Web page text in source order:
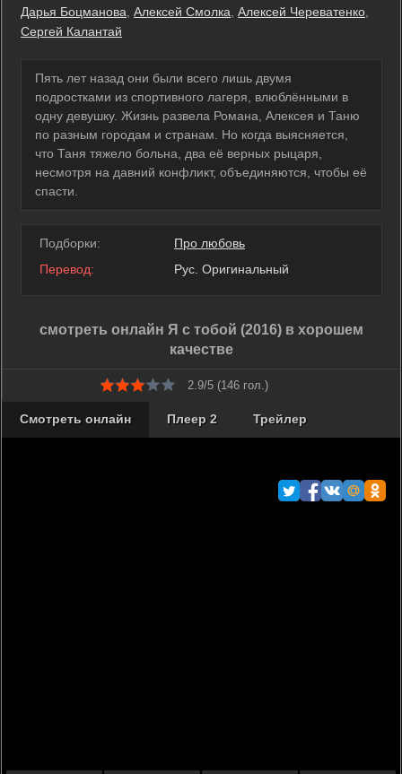
Дарья Боцманова Алексей Смолка Алексей Череватенко
Сергей Калантай
Пять лет назад они были всего лишь двумя
подростками из спортивного лагеря, влюблёнными в
одну девушку. Жизнь развела Романа, Алексея и Таню
по разным городам и странам. Но когда выясняется,
что Таня тяжело больна, два её верных рыцаря,
несмотря на давний конфликт, объединяются, чтобы её
спасти.
Подборки:
Про любовь
Перевод:
Рус. Оригинальный
смотреть онлайн Я с тобой (2016) в хорошем
качестве
2.9/5 (146гол.)
Смотреть онлайн Плеер 2 Трейлер